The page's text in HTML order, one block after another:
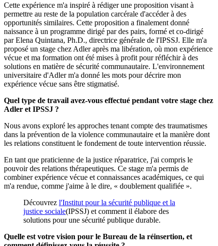
Cette expérience m'a inspiré à rédiger une proposition visant à
permettre au reste de la population carcérale d'accéder à des
opportunités similaires. Cette proposition a finalement donné
naissance à un programme dirigé par des pairs, formé et co-dirigé
par Elena Quintana, Ph.D., directrice générale de l'IPSSJ. Elle m'a
proposé un stage chez Adler après ma libération, où mon expérience
vécue et ma formation ont été mises à profit pour réfléchir à des
solutions en matière de sécurité communautaire. L'environnement
universitaire d'Adler m'a donné les mots pour décrire mon
expérience vécue sans être stigmatisé.
Quel type de travail avez-vous effectué pendant votre stage chez
Adler et IPSSJ ?
Nous avons exploré les approches tenant compte des traumatismes
dans la prévention de la violence communautaire et la manière dont
les relations constituent le fondement de toute intervention réussie.
En tant que praticienne de la justice réparatrice, j'ai compris le
pouvoir des relations thérapeutiques. Ce stage m'a permis de
combiner expérience vécue et connaissances académiques, ce qui
m'a rendue, comme j'aime à le dire, « doublement qualifiée ».
Découvrez l'Institut pour la sécurité publique et la
justice sociale(IPSSJ) et comment il élabore des
solutions pour une sécurité publique durable.
Quelle est votre vision pour le Bureau de la réinsertion, et